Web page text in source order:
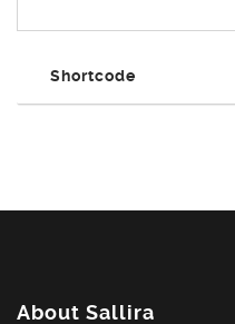
Shortcode
About Sallira